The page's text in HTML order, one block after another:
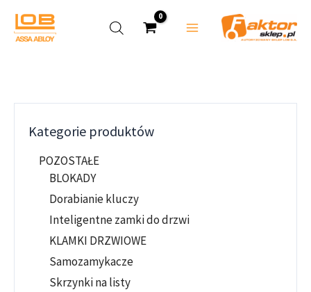
treści
Kategorie produktów
POZOSTAŁE
BLOKADY
Dorabianie kluczy
Inteligentne zamki do drzwi
KLAMKI DRZWIOWE
Samozamykacze
Skrzynki na listy